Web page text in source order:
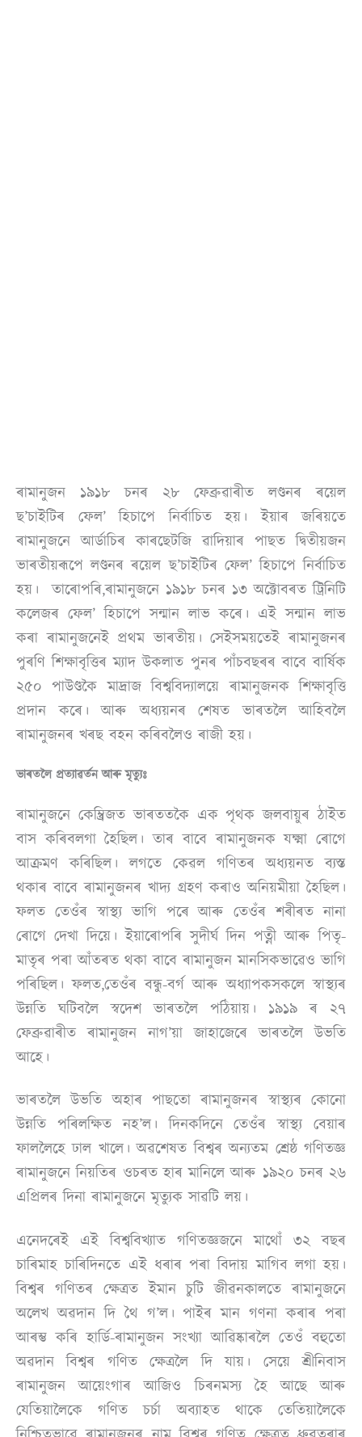
ৰামানুজন ১৯১৮ চনৰ ২৮ ফেব্ৰুৱাৰীত লণ্ডনৰ ৰয়েল
ছ’চাইটিৰ ফেল’ হিচাপে নিৰ্বাচিত হয়। ইয়াৰ জৰিয়তে
ৰামানুজনে আর্ডাচিৰ কাৰছেটজি ৱাদিয়াৰ পাছত দ্বিতীয়জন
ভাৰতীয়ৰূপে লণ্ডনৰ ৰয়েল ছ’চাইটিৰ ফেল’ হিচাপে নিৰ্বাচিত
হয়। তাৰোপৰি,ৰামানুজনে ১৯১৮ চনৰ ১৩ অক্টোবৰত ট্ৰিনিটি
কলেজৰ ফেল’ হিচাপে সন্মান লাভ কৰে। এই সন্মান লাভ
কৰা ৰামানুজনেই প্ৰথম ভাৰতীয়। সেইসময়তেই ৰামানুজনৰ
পুৰণি শিক্ষাবৃত্তিৰ ম্যাদ উকলাত পুনৰ পাঁচবছৰৰ বাবে বাৰ্ষিক
২৫০ পাউণ্ডকৈ মাদ্ৰাজ বিশ্ববিদ্যালয়ে ৰামানুজনক শিক্ষাবৃত্তি
প্ৰদান কৰে। আৰু অধ্যয়নৰ শেষত ভাৰতলৈ আহিবলৈ
ৰামানুজনৰ খৰছ বহন কৰিবলৈও ৰাজী হয়।
ভাৰতলৈ প্ৰত্যাৱৰ্তন আৰু মৃত্যুঃ
ৰামানুজনে কেম্ব্ৰিজত ভাৰততকৈ এক পৃথক জলবায়ুৰ ঠাইত
বাস কৰিবলগা হৈছিল। তাৰ বাবে ৰামানুজনক যক্ষ্মা ৰোগে
আক্ৰমণ কৰিছিল। লগতে কেৱল গণিতৰ অধ্যয়নত ব্যস্ত
থকাৰ বাবে ৰামানুজনৰ খাদ্য গ্ৰহণ কৰাও অনিয়মীয়া হৈছিল।
ফলত তেওঁৰ স্বাস্থ্য ভাগি পৰে আৰু তেওঁৰ শৰীৰত নানা
ৰোগে দেখা দিয়ে। ইয়াৰোপৰি সুদীৰ্ঘ দিন পত্নী আৰু পিতৃ-
মাতৃৰ পৰা আঁতৰত থকা বাবে ৰামানুজন মানসিকভাৱেও ভাগি
পৰিছিল। ফলত,তেওঁৰ বন্ধু-বৰ্গ আৰু অধ্যাপকসকলে স্বাস্থ্যৰ
উন্নতি ঘটিবলৈ স্বদেশ ভাৰতলৈ পঠিয়ায়। ১৯১৯ ৰ ২৭
ফেব্ৰুৱাৰীত ৰামানুজন নাগ’য়া জাহাজেৰে ভাৰতলৈ উভতি
আহে।
ভাৰতলৈ উভতি অহাৰ পাছতো ৰামানুজনৰ স্বাস্থ্যৰ কোনো
উন্নতি পৰিলক্ষিত নহ’ল। দিনকদিনে তেওঁৰ স্বাস্থ্য বেয়াৰ
ফাললৈহে ঢাল খালে। অৱশেষত বিশ্বৰ অন্যতম শ্ৰেষ্ঠ গণিতজ্ঞ
ৰামানুজনে নিয়তিৰ ওচৰত হাৰ মানিলে আৰু ১৯২০ চনৰ ২৬
এপ্ৰিলৰ দিনা ৰামানুজনে মৃত্যুক সাৱটি লয়।
এনেদৰেই এই বিশ্ববিখ্যাত গণিতজ্ঞজনে মাথোঁ ৩২ বছৰ
চাৰিমাহ চাৰিদিনতে এই ধৰাৰ পৰা বিদায় মাগিব লগা হয়।
বিশ্বৰ গণিতৰ ক্ষেত্ৰত ইমান চুটি জীৱনকালতে ৰামানুজনে
অলেখ অৱদান দি থৈ গ’ল। পাইৰ মান গণনা কৰাৰ পৰা
আৰম্ভ কৰি হাৰ্ডি-ৰামানুজন সংখ্যা আৱিষ্কাৰলৈ তেওঁ বহুতো
অৱদান বিশ্বৰ গণিত ক্ষেত্ৰলৈ দি যায়। সেয়ে শ্ৰীনিবাস
ৰামানুজন আয়েংগাৰ আজিও চিৰনমস্য হৈ আছে আৰু
যেতিয়ালৈকে গণিত চৰ্চা অব্যাহত থাকে তেতিয়ালৈকে